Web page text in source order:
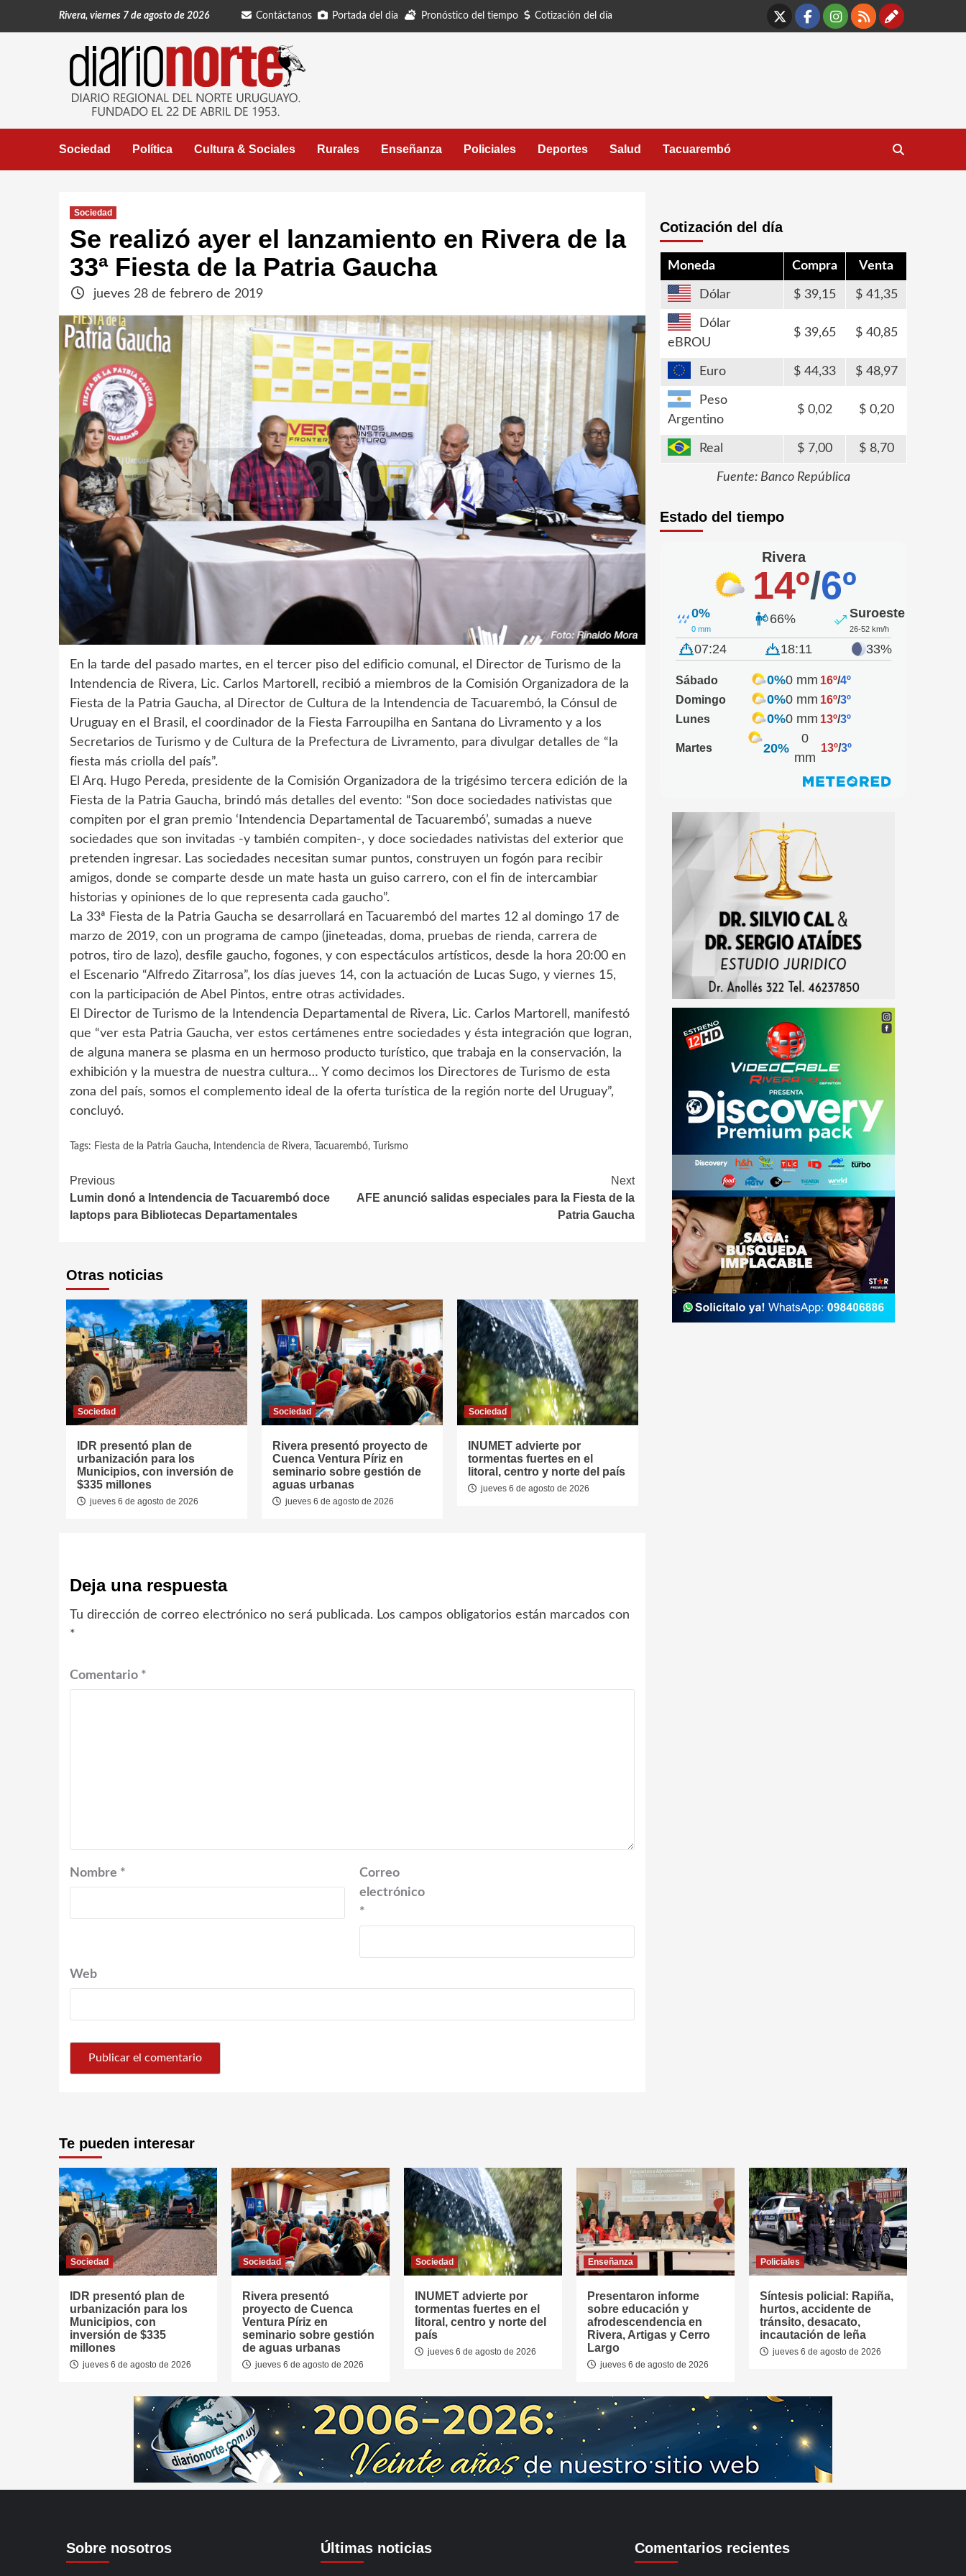
Rivera, viernes 7 de agosto de 2026 Contáctanos Portada del día Pronóstico del tiempo Cotización del día
X Facebook
Instagram
RSS
Sociedad Política Cultura & Sociales Rurales Enseñanza Policiales Deportes Salud Tacuarembó
Sociedad
Se realizó ayer el lanzamiento en Rivera de la
33ª Fiesta de la Patria Gaucha
jueves 28 de febrero de 2019
En la tarde del pasado martes, en el tercer piso del edificio comunal, el Director de Turismo de la
Intendencia de Rivera, Lic. Carlos Martorell, recibió a miembros de la Comisión Organizadora de la
Fiesta de la Patria Gaucha, al Director de Cultura de la Intendencia de Tacuarembó, la Cónsul de
Uruguay en el Brasil, el coordinador de la Fiesta Farroupilha en Santana do Livramento y a los
Secretarios de Turismo y de Cultura de la Prefectura de Livramento, para divulgar detalles de “la
fiesta más criolla del país”.
El Arq. Hugo Pereda, presidente de la Comisión Organizadora de la trigésimo tercera edición de la
Fiesta de la Patria Gaucha, brindó más detalles del evento: “Son doce sociedades nativistas que
compiten por el gran premio ‘Intendencia Departamental de Tacuarembó’, sumadas a nueve
sociedades que son invitadas -y también compiten-, y doce sociedades nativistas del exterior que
pretenden ingresar. Las sociedades necesitan sumar puntos, construyen un fogón para recibir
amigos, donde se comparte desde un mate hasta un guiso carrero, con el fin de intercambiar
historias y opiniones de lo que representa cada gaucho”.
La 33ª Fiesta de la Patria Gaucha se desarrollará en Tacuarembó del martes 12 al domingo 17 de
marzo de 2019, con un programa de campo (jineteadas, doma, pruebas de rienda, carrera de
potros, tiro de lazo), desfile gaucho, fogones, y con espectáculos artísticos, desde la hora 20:00 en
el Escenario “Alfredo Zitarrosa”, los días jueves 14, con la actuación de Lucas Sugo, y viernes 15,
con la participación de Abel Pintos, entre otras actividades.
El Director de Turismo de la Intendencia Departamental de Rivera, Lic. Carlos Martorell, manifestó
que “ver esta Patria Gaucha, ver estos certámenes entre sociedades y ésta integración que logran,
de alguna manera se plasma en un hermoso producto turístico, que trabaja en la conservación, la
exhibición y la muestra de nuestra cultura… Y como decimos los Directores de Turismo de esta
zona del país, somos el complemento ideal de la oferta turística de la región norte del Uruguay”,
concluyó.
Tags: Fiesta de la Patria Gaucha, Intendencia de Rivera, Tacuarembó, Turismo
Continue
Reading
Previous
Lumin donó a Intendencia de Tacuarembó doce
laptops para Bibliotecas Departamentales
Next
AFE anunció salidas especiales para la Fiesta de la
Patria Gaucha
Otras noticias
Sociedad
IDR presentó plan de
urbanización para los
Municipios, con inversión de
$335 millones
jueves 6 de agosto de 2026
Sociedad
Rivera presentó proyecto de
Cuenca Ventura Píriz en
seminario sobre gestión de
aguas urbanas
jueves 6 de agosto de 2026
Sociedad
INUMET advierte por
tormentas fuertes en el
litoral, centro y norte del país
jueves 6 de agosto de 2026
Deja una respuesta
Tu dirección de correo electrónico no será publicada. Los campos obligatorios están marcados con
*
Comentario *
Nombre *
Correo
electrónico
*
Web
Cotización del día
Moneda Compra Venta
Dólar 39,15 41,35
Dólar
eBROU
39,65 40,85
Euro 44,33 48,97
Peso
Argentino
0,02 0,20
Real 7,00 8,70
Fuente: Banco República
Estado del tiempo
Rivera
14º/6º
0%
0 mm
66% Suroeste
26-52 km/h
07:24 18:11 33%
Sábado 0%0 mm 16º/4º
Domingo
0%0 mm 16º/3º
Lunes
0%0 mm 13º/3º
Martes 20%
0
mm
13º/3º
Te pueden interesar
Sociedad
IDR presentó plan de
urbanización para los
Municipios, con
inversión de $335
millones
jueves 6 de agosto de 2026
Sociedad
Rivera presentó
proyecto de Cuenca
Ventura Píriz en
seminario sobre gestión
de aguas urbanas
jueves 6 de agosto de 2026
Sociedad
INUMET advierte por
tormentas fuertes en el
litoral, centro y norte del
país
jueves 6 de agosto de 2026
Enseñanza
Presentaron informe
sobre educación y
afrodescendencia en
Rivera, Artigas y Cerro
Largo
jueves 6 de agosto de 2026
Policiales
Síntesis policial: Rapiña,
hurtos, accidente de
tránsito, desacato,
incautación de leña
jueves 6 de agosto de 2026
Sobre nosotros Últimas noticias Comentarios recientes